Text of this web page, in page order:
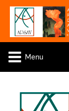
Menu